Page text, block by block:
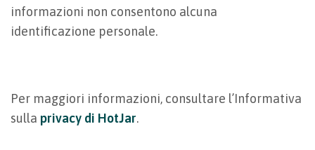
informazioni non consentono alcuna
identificazione personale.
Per maggiori informazioni, consultare l’Informativa
sulla privacy di HotJar.